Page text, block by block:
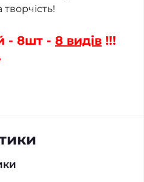
- 8шт - 8 видів !!!